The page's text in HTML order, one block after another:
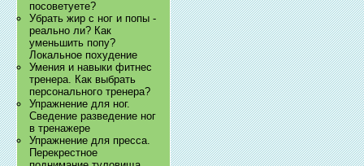
посоветуете?
Убрать жир с ног и попы -
реально ли? Как
уменьшить попу?
Локальное похудение
Умения и навыки фитнес
тренера. Как выбрать
персонального тренера?
Упражнение для ног.
Сведение разведение ног
в тренажере
Упражнение для пресса.
Перекрестное